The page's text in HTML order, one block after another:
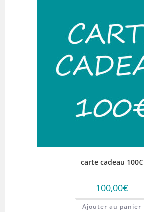
carte cadeau 100€
100,00€
Ajouter au panier